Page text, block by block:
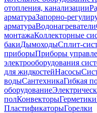
отопления, канализации
арматураЗапорно-
арматураВодонагреватели
монтажаКоллекторные
бакиДымоходыСплит-
приборыПриборы
электрооборудования
для жидкостейНасосы
водыСантехникаГибкая
оборудование
полКонвекторыГерметики
ПластификаторыГорелки